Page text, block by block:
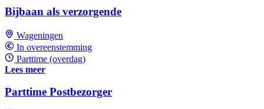
Bijbaan als verzorgende
Wageningen
In overeenstemming
Parttime (overdag)
Lees meer
Parttime Postbezorger